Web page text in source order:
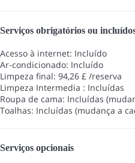
Serviços obrigatórios ou
Acesso à internet: Incluído
Ar-condicionado: Incluído
Limpeza final: 94,26 £ /reserva
Limpeza Intermedia : Incluídas
Roupa de cama: Incluídas
Toalhas: Incluídas (mudança a
Serviços opcionais